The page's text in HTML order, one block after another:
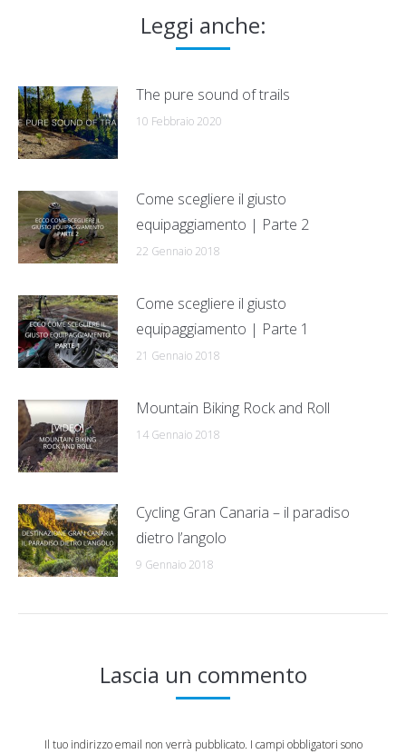
Leggi anche:
The pure sound of trails
10 Febbraio 2020
Come scegliere il giusto
equipaggiamento | Parte 2
22 Gennaio 2018
Come scegliere il giusto
equipaggiamento | Parte 1
21 Gennaio 2018
Mountain Biking Rock and Roll
14 Gennaio 2018
Cycling Gran Canaria – il paradiso
dietro l’angolo
9 Gennaio 2018
Lascia un commento
Il tuo indirizzo email non verrà pubblicato. I campi obbligatori sono